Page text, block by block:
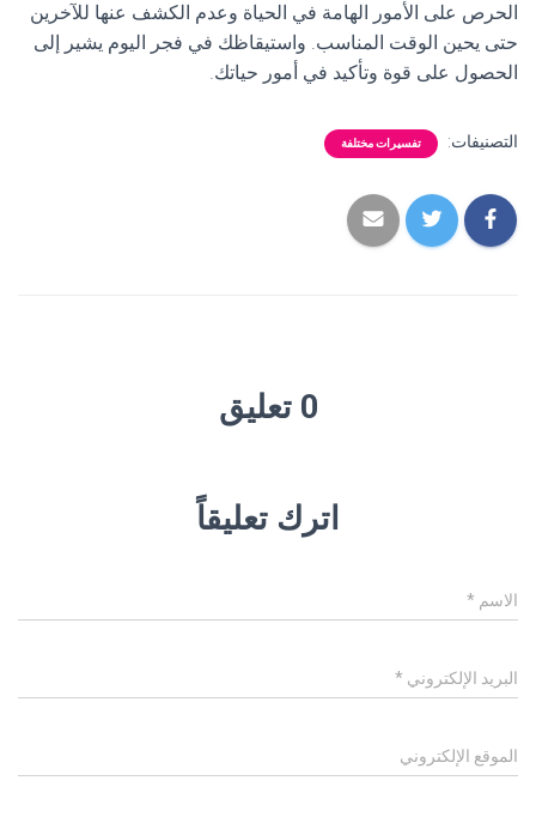
الحرص على الأمور الهامة في الحياة وعدم الكشف عنها للآخرين
حتى يحين الوقت المناسب. واستيقاظك في فجر اليوم يشير إلى
الحصول على قوة وتأكيد في أمور حياتك.
التصنيفات: تفسيرات مختلفة
0 تعليق
اترك تعليقاً
الاسم *
البريد الإلكتروني *
الموقع الإلكتروني